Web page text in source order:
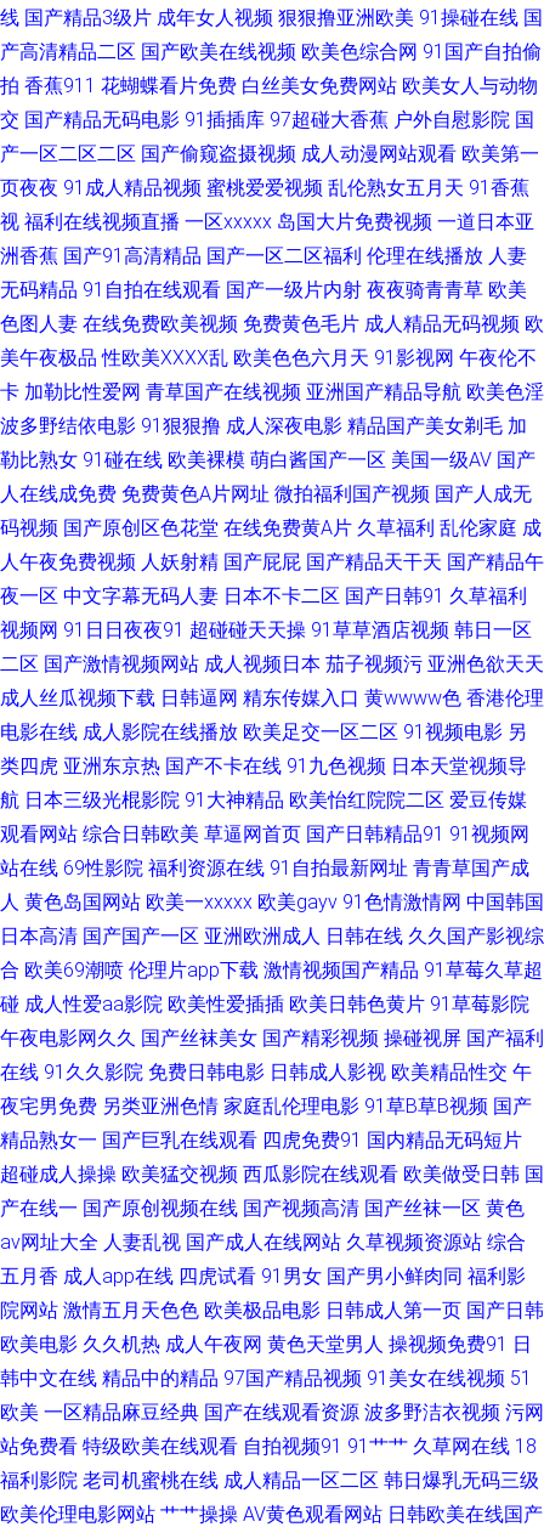
少妇性爱娱乐影院 豆花网页入口 欧美成人午夜剧场 熟妇国产免费一区 中文
另类欧美日韩国产 青娱视频91 日韩精品色综欧美 午夜伦理福利 伊人成人电
影 91豆花精品 超碰先锋影音 后入白丝美女 蜜桃麻豆久久 日韩色区 午夜免
费视频 综合另类网 91日韩在线观看 超碰地址99 国产精品日逼 伦理第一页
人人爱人人操 日韩欧美www 91高清无码电影 超碰人人草798 久草福利电影
日本理论53水 性爱加勒比 91超碰人人操 99超碰导航 黑丝AV天堂久久 久久
思思热国产 日韩精品第6 先锋资源久久 97国产福利影院 豆花AV在视 九一社
视频 三级片网站播放 91高清福利 97干视频 福利老湿69 久草热99 欧美性一
区 丝袜颜射AV网 在线看免费91 91欧美传媒 av高清不卡 国产99 九一视频免
费看 天天干视频 ass国产 福利社毛片 男人天堂色情AV 日韩色图导航 五月天
大香蕉婷 中文字幕欧美专区 AV午夜影视 福利社五月天 國內精品區在綫 久热
这里只有 欧美性爱五月网址 天天干天天色 亚洲色图色五月 91美女足交 ts做
爱 岛国电影网 久久偷拍视频精品 欧美三级aaa 日韩美淫色 性福利导航 91次
元网页登录 超碰97在线免费 久久香蕉色 欧洲午夜精品 五月天91视频 91豆
久国产精品区 三级网站国产 91大神精品 Av91自拍 玖玖资源总站 日本成人
影片网站 中文字幕日韩欧美 东京热福利视 蜜桃久热久精品 日本妈妈毛茸 日
本一本免费观看 白丝学姐操逼 青娱乐打炮 五月天夜夜撸 3级A毛片 超碰在线
操香蕉 后入黑丝老阿姨 日本a∨无码 五月天成年网 91香蕉白丝 韩国无吗AV
免费看草逼 超碰人人操人人摸 老司机色导航 色色之源网址91 伊人99黑料 东
京热TV 久久成人精品 欧洲午夜精品 午夜福利A片 91大神精品在线 草草影院
日本 国产另类ts 免费h日韩欧美 日韩福利导航 97一级影院 欧洲狠艹 青青草
福利社 另类图片综合 偷拍一区二区 91大神精选 大香蕉自拍网 九一亚瑟视频
日本偷拍五区 伊人精品大香蕉 AV线大香蕉 福利视频91 久久大香蕉A片 日韩
线 国产精品3级片 成年女人视频 狠狠撸亚洲欧美 91操碰在线 国
产高清精品二区 国产欧美在线视频 欧美色综合网 91国产自拍偷
拍 香蕉911 花蝴蝶看片免费 白丝美女免费网站 欧美女人与动物
交 国产精品无码电影 91插插库 97超碰大香蕉 户外自慰影院 国
产一区二区二区 国产偷窥盗摄视频 成人动漫网站观看 欧美第一
页夜夜 91成人精品视频 蜜桃爱爱视频 乱伦熟女五月天 91香蕉
视 福利在线视频直播 一区xxxxx 岛国大片免费视频 一道日本亚
洲香蕉 国产91高清精品 国产一区二区福利 伦理在线播放 人妻
无码精品 91自拍在线观看 国产一级片内射 夜夜骑青青草 欧美
色图人妻 在线免费欧美视频 免费黄色毛片 成人精品无码视频 欧
美午夜极品 性欧美ⅩⅩⅩⅩ乱 欧美色色六月天 91影视网 午夜伦不
卡 加勒比性爱网 青草国产在线视频 亚洲国产精品导航 欧美色淫
波多野结依电影 91狠狠撸 成人深夜电影 精品国产美女剃毛 加
勒比熟女 91碰在线 欧美裸模 萌白酱国产一区 美国一级AV 国产
人在线成免费 免费黄色A片网址 微拍福利国产视频 国产人成无
码视频 国产原创区色花堂 在线免费黄A片 久草福利 乱伦家庭 成
人午夜免费视频 人妖射精 国产屁屁 国产精品天干天 国产精品午
夜一区 中文字幕无码人妻 日本不卡二区 国产日韩91 久草福利
视频网 91日日夜夜91 超碰碰天天操 91草草酒店视频 韩日一区
二区 国产激情视频网站 成人视频日本 茄子视频污 亚洲色欲天天
成人丝瓜视频下载 日韩逼网 精东传媒入口 黄wwww色 香港伦理
电影在线 成人影院在线播放 欧美足交一区二区 91视频电影 另
类四虎 亚洲东京热 国产不卡在线 91九色视频 日本天堂视频导
航 日本三级光棍影院 91大神精品 欧美怡红院院二区 爱豆传媒
观看网站 综合日韩欧美 草逼网首页 国产日韩精品91 91视频网
站在线 69性影院 福利资源在线 91自拍最新网址 青青草国产成
人 黄色岛国网站 欧美一xxxxx 欧美gayv 91色情激情网 中国韩国
日本高清 国产国产一区 亚洲欧洲成人 日韩在线 久久国产影视综
合 欧美69潮喷 伦理片app下载 激情视频国产精品 91草莓久草超
碰 成人性爱aa影院 欧美性爱插插 欧美日韩色黄片 91草莓影院
午夜电影网久久 国产丝袜美女 国产精彩视频 操碰视屏 国产福利
在线 91久久影院 免费日韩电影 日韩成人影视 欧美精品性交 午
夜宅男免费 另类亚洲色情 家庭乱伦理电影 91草B草B视频 国产
精品熟女一 国产巨乳在线观看 四虎免费91 国内精品无码短片
超碰成人操操 欧美猛交视频 西瓜影院在线观看 欧美做受日韩 国
产在线一 国产原创视频在线 国产视频高清 国产丝袜一区 黄色
av网址大全 人妻乱视 国产成人在线网站 久草视频资源站 综合
五月香 成人app在线 四虎试看 91男女 国产男小鲜肉同 福利影
院网站 激情五月天色色 欧美极品电影 日韩成人第一页 国产日韩
欧美电影 久久机热 成人午夜网 黄色天堂男人 操视频免费91 日
韩中文在线 精品中的精品 97国产精品视频 91美女在线视频 51
欧美 一区精品麻豆经典 国产在线观看资源 波多野洁衣视频 污网
站免费看 特级欧美在线观看 自拍视频91 91艹艹 久草网在线 18
福利影院 老司机蜜桃在线 成人精品一区二区 韩日爆乳无码三级
欧美伦理电影网站 艹艹操操 AV黄色观看网站 日韩欧美在线国产